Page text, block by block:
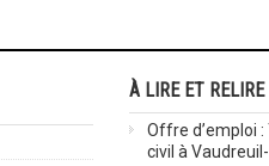
À LIRE ET RELIRE
Offre d’emploi
civil à